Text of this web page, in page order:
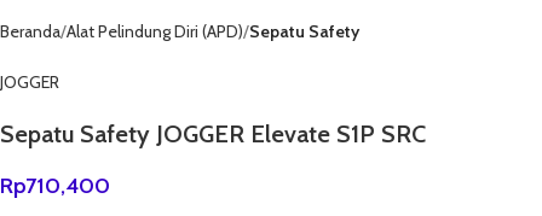
Beranda Alat Pelindung Diri (APD) Sepatu Safety
JOGGER
Sepatu Safety JOGGER Elevate S1P SRC
Rp710,400